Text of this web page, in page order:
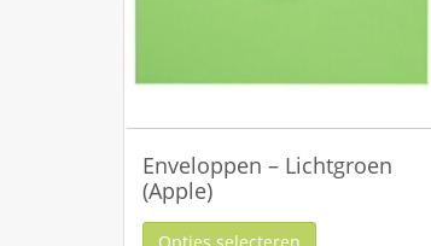
Enveloppen – Lichtgroen
(Apple)
Opties selecteren